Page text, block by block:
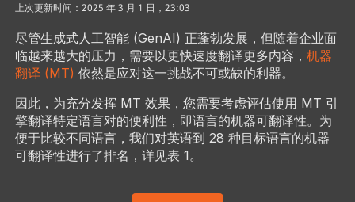
上次更新时间：2025 年 3 月 1 日，23:03
尽管生成式人工智能 (GenAI) 正蓬勃发展，但随着企业面
临越来越大的压力，需要以更快速度翻译更多内容， 机器
翻译 (MT) 依然是应对这一挑战不可或缺的利器。
因此，为充分发挥 MT 效果，您需要考虑评估使用 MT 引
擎翻译特定语言对的便利性，即语言的机器可翻译性。为
便于比较不同语言，我们对英语到 28 种目标语言的机器
可翻译性进行了排名，详见表 1。